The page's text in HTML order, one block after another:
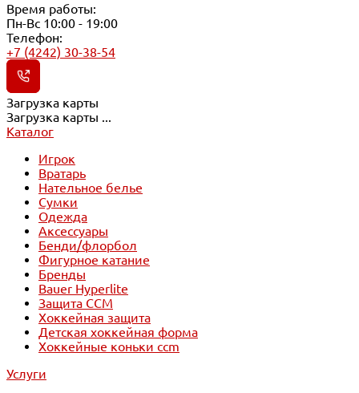
Время работы:
Пн-Вс 10:00 - 19:00
Телефон:
+7 (4242) 30-38-54
Загрузка карты
Загрузка карты ...
Каталог
Игрок
Вратарь
Нательное белье
Сумки
Одежда
Аксессуары
Бенди/флорбол
Фигурное катание
Бренды
Bauer Hyperlite
Защита CCM
Хоккейная защита
Детская хоккейная форма
Хоккейные коньки ccm
Услуги